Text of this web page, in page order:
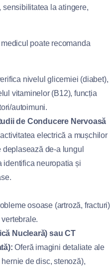
sensibilitatea la atingere,
poate recomanda
nivelul glicemiei (diabet),
vitaminelor (B12), funcția
autoimuni.
de Conducere Nervoasă
electrică a mușchilor
de-a lungul
identifica neuropatia și
osoase (artroză, fracturi)
Nucleară) sau CT
Oferă imagini detaliate ale
de disc, stenoză),